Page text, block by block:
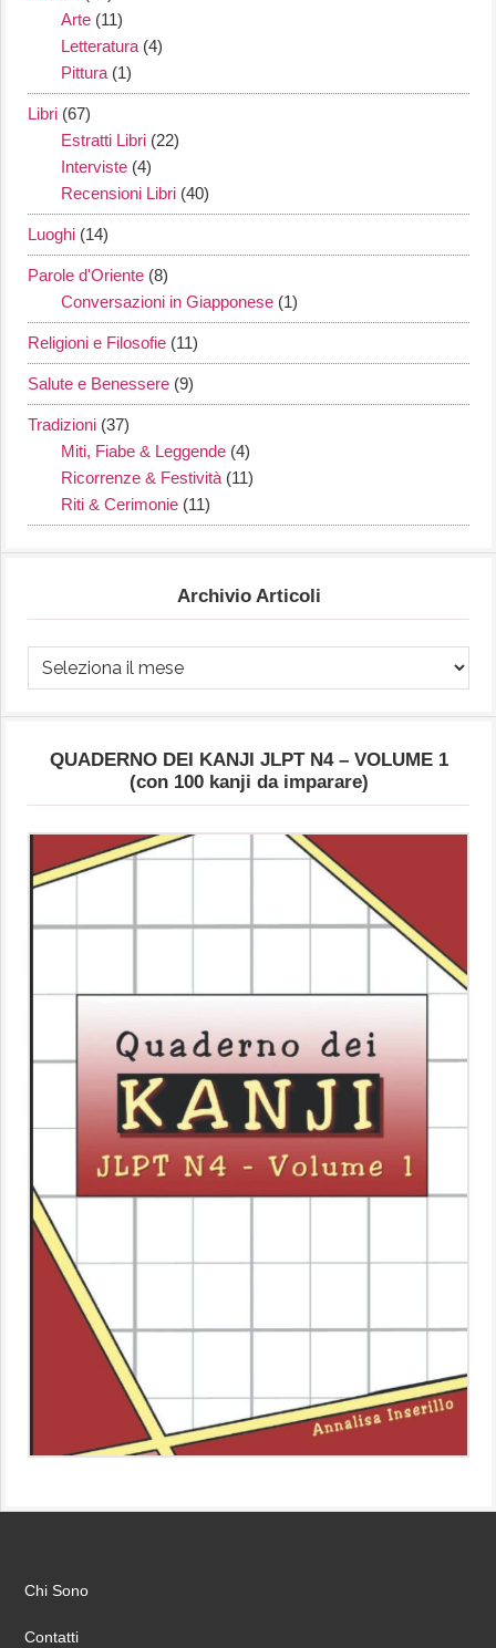
Arte (11)
Letteratura (4)
Pittura (1)
Libri (67)
Estratti Libri (22)
Interviste (4)
Recensioni Libri (40)
Luoghi (14)
Parole d'Oriente (8)
Conversazioni in Giapponese (1)
Religioni e Filosofie (11)
Salute e Benessere (9)
Tradizioni (37)
Miti, Fiabe & Leggende (4)
Ricorrenze & Festività (11)
Riti & Cerimonie (11)
Archivio Articoli
Archivio
Articoli
QUADERNO DEI KANJI JLPT N4 – VOLUME 1
(con 100 kanji da imparare)
Chi Sono
Contatti